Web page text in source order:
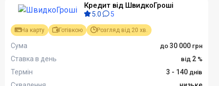
Кредит від ШвидкоГроші
5.0 5
На карту Готівкою Розгляд від 20 хв.
Сума
30 000
Ставка в день
2
Термін
3 - 140